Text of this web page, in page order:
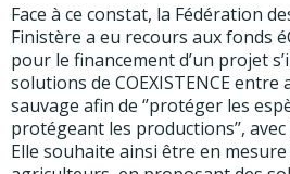
Face à ce constat, la Fédération
Finistère a eu recours aux fonds
pour le financement d’un projet
solutions de COEXISTENCE
sauvage afin de ‘’protéger les
protégeant les productions’’, avec
Elle souhaite ainsi être en mesure